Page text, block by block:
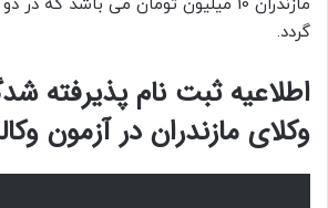
مازندران 10 میلیون تومان می باشد که
گردد.
اطلاعیه ثبت نام پذیرفته
وکلای مازندران در آزمون وکالت